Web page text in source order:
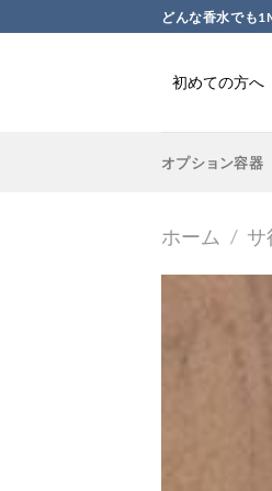
to
どんな香水でも
初めての方へ
オプション容器
ホーム / サ